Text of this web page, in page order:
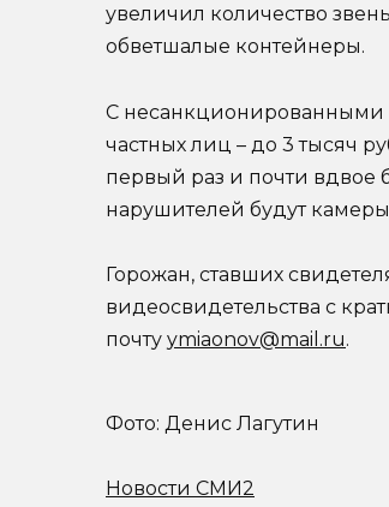
увеличил количество
обветшалые контейнеры.
С несанкционированными
частных лиц – до 3 тысяч
первый раз и почти вдвое
нарушителей будут
Горожан, ставших
видеосвидетельства с
почту ymiaonov@mail.ru.
Фото: Денис Лагутин
Новости СМИ2